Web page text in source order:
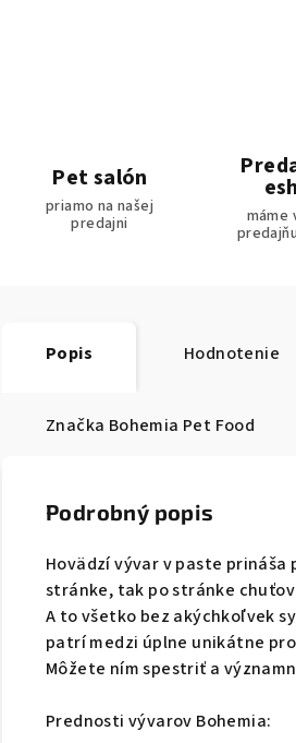
Pet salón
priamo na našej
predajni
máme
Popis Hodnotenie
Značka Bohemia Pet Food
Podrobný popis
Hovädzí vývar v paste
stránke, tak po stránke
A to všetko bez akýchkoľvek
patrí medzi úplne unikátne
Môžete ním spestriť a
Prednosti vývarov Bohemia: